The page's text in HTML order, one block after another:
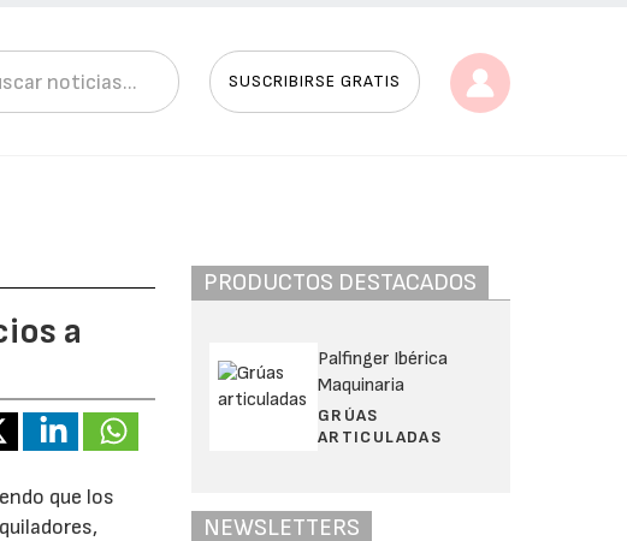
SUSCRIBIRSE GRATIS
a
que los
PRODUCTOS DESTACADOS
Palfinger Ibérica
Maquinaria
GRÚAS
ARTICULADAS
NEWSLETTERS